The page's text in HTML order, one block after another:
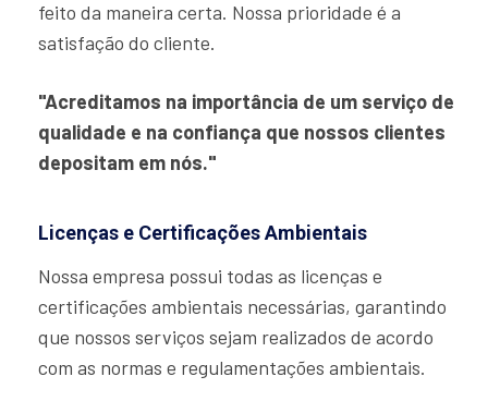
feito da maneira certa. Nossa prioridade é a
satisfação do cliente.
"Acreditamos na importância de um serviço de
qualidade e na confiança que nossos clientes
depositam em nós."
Licenças e Certificações Ambientais
Nossa empresa possui todas as licenças e
certificações ambientais necessárias, garantindo
que nossos serviços sejam realizados de acordo
com as normas e regulamentações ambientais.